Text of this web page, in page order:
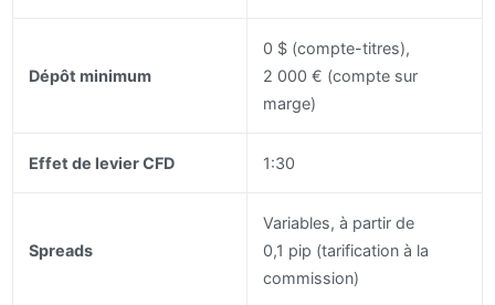
Dépôt minimum
0 $ (compte-titres),
2 000 € (compte sur
marge)
Effet de levier CFD 1:30
Spreads
Variables, à partir de
0,1 pip (tarification à la
commission)